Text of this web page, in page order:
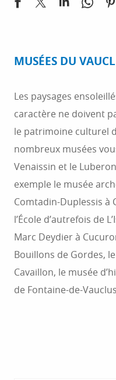
hébergement à
département du
MUSÉES DU
Les paysages
caractère ne doivent
le patrimoine culturel
nombreux musées
Venaissin et le
exemple le musée
Comtadin-Duplessis à
l’École d’autrefois de
Marc Deydier à
Bouillons de Gordes,
Cavaillon, le musée
de Fontaine-de-